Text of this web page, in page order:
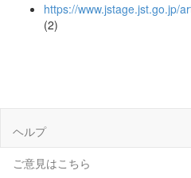
https://www.jstage.jst.go.jp/
(2)
ヘルプ
ご意見はこちら